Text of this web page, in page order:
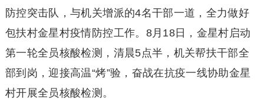
防控突击队，与机关增派的4名干部一道，全力做好
包扶村金星村疫情防控工作。8月18日，金星村启动
第一轮全员核酸检测，清晨5点半，机关帮扶干部全
部到岗，迎接高温“烤”验，奋战在抗疫一线协助金星
村开展全员核酸检测。